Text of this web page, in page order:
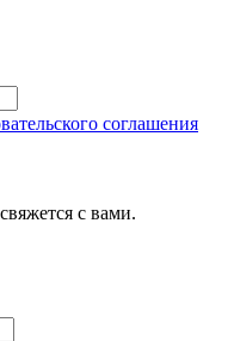
соглашения
с вами.